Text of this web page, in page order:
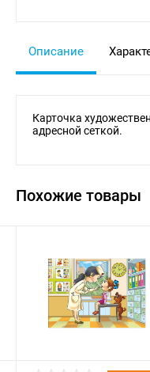
Описание
Карточка
адресной сеткой.
Похожие товары